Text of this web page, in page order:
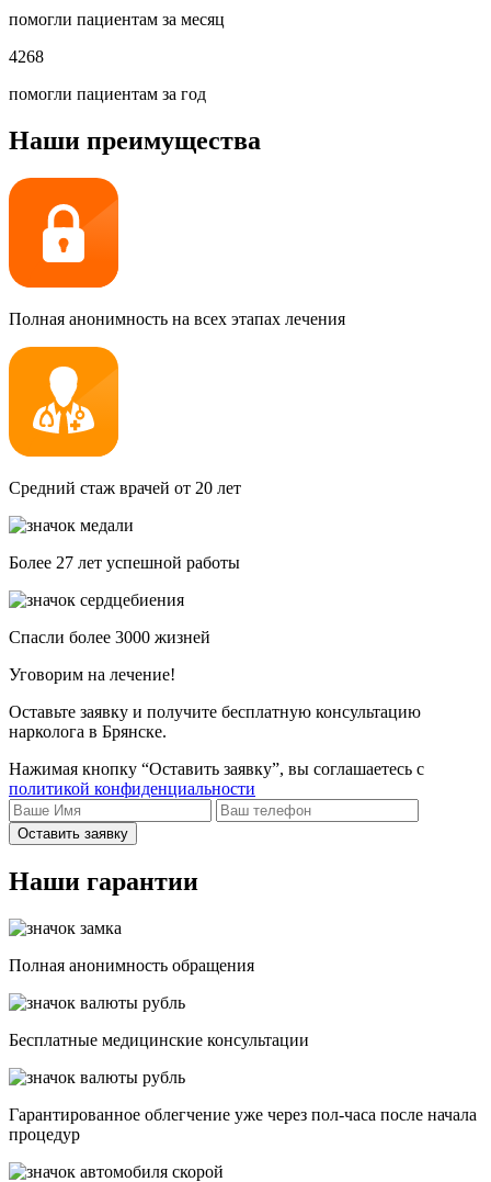
помогли пациентам за месяц
4268
помогли пациентам за год
Наши преимущества
Полная анонимность на всех этапах лечения
Средний стаж врачей от 20 лет
Более 27 лет успешной работы
Спасли более 3000 жизней
Уговорим на лечение!
Оставьте заявку и получите бесплатную консультацию
нарколога в Брянске.
Нажимая кнопку “Оставить заявку”, вы соглашаетесь с
политикой конфиденциальности
Оставить заявку
Наши гарантии
Полная анонимность обращения
Бесплатные медицинские консультации
Гарантированное облегчение уже через пол-часа после начала
процедур